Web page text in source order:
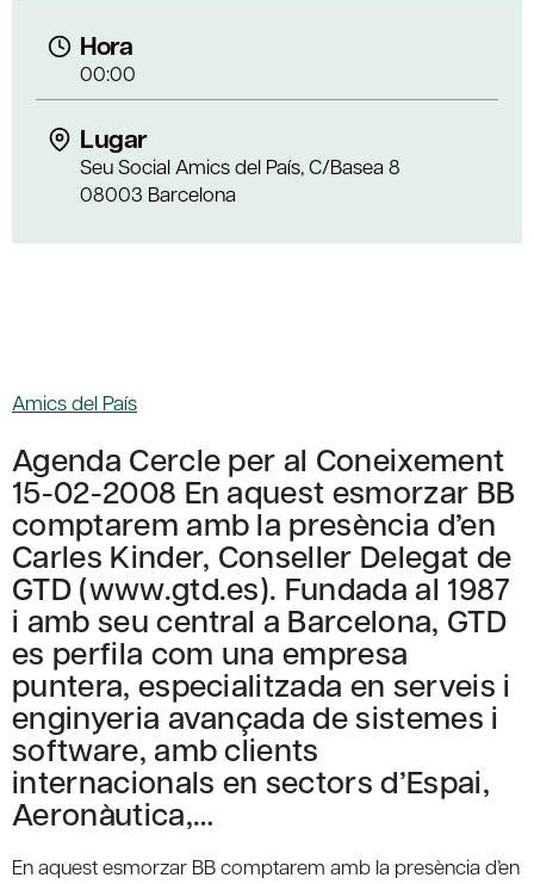
Hora
00:00
Lugar
Seu Social Amics del País, C/Basea 8
08003 Barcelona
Amics del País
Agenda Cercle per al Coneixement
15-02-2008 En aquest esmorzar BB
comptarem amb la presència d’en
Carles Kinder, Conseller Delegat de
GTD (www.gtd.es). Fundada al 1987
i amb seu central a Barcelona, GTD
es perfila com una empresa
puntera, especialitzada en serveis i
enginyeria avançada de sistemes i
software, amb clients
internacionals en sectors d’Espai,
Aeronàutica,…
En aquest esmorzar BB comptarem amb la presència d’en